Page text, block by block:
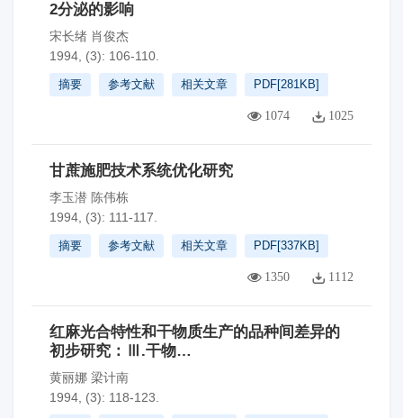
2分泌的影响
宋长绪 肖俊杰
1994, (3): 106-110.
摘要 参考文献 相关文章 PDF[281KB]
1074 1025
甘蔗施肥技术系统优化研究
李玉潜 陈伟栋
1994, (3): 111-117.
摘要 参考文献 相关文章 PDF[337KB]
1350 1112
红麻光合特性和干物质生产的品种间差异的
初步研究：Ⅲ.干物…
黄丽娜 梁计南
1994, (3): 118-123.